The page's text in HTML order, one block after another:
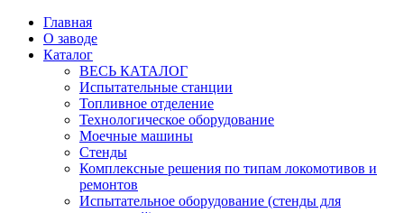
Главная
О заводе
Каталог
ВЕСЬ КАТАЛОГ
Испытательные станции
Топливное отделение
Технологическое оборудование
Моечные машины
Стенды
Комплексные решения по типам локомотивов и
ремонтов
Испытательное оборудование (стенды для